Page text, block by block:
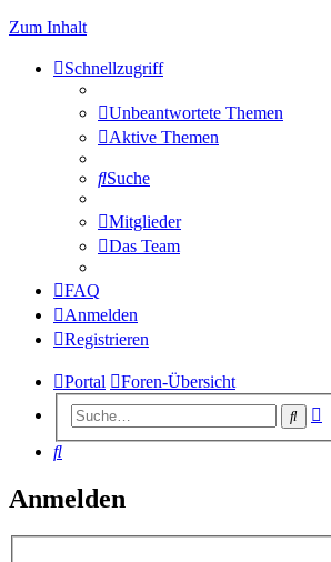
Zum Inhalt
Schnellzugriff
Unbeantwortete Themen
Aktive Themen
Suche
Mitglieder
Das Team
FAQ
Anmelden
Registrieren
Portal Foren-Übersicht
Suche
Suche
Anmelden